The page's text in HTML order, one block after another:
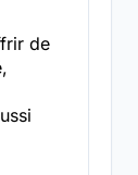
de